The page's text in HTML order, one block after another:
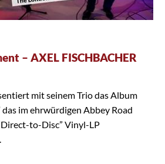
– AXEL FISCHBACHER
mit seinem Trio das Album
das im ehrwürdigen Abbey Road
to-Disc” Vinyl-LP